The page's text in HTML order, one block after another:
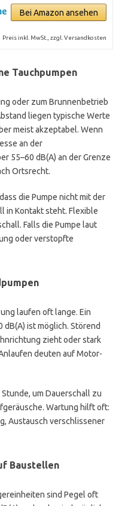
Bei Amazon ansehen
Preis inkl. MwSt., zzgl. Versandkosten
Tauchpumpen
oder zum Brunnenbetrieb
liegen typische Werte
meist akzeptabel. Wenn
an der
55–60 dB(A) an der Grenze
Ortsrecht.
die Pumpe nicht mit der
in Kontakt steht. Flexible
Falls die Pumpe laut
oder verstopfte
laufen oft lange. Ein
ist möglich. Störend
zieht oder stark
deuten auf Motor-
um Dauerschall zu
Wartung hilft oft:
Austausch verschlissener
Baustellen
sind Pegel oft